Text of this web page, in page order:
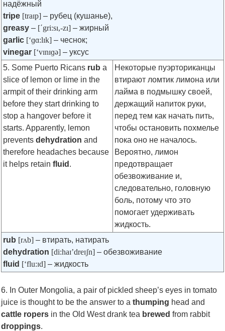
надёжный
tripe [traɪp] – рубец (кушанье),
greasy – [ʹgri:sı,-zı] – жирный
garlic [‘ɡɑ:lɪk] – чеснок;
vinegar [‘vɪnɪɡə] – уксус
5. Some Puerto Ricans rub a
slice of lemon or lime in the
armpit of their drinking arm
before they start drinking to
stop a hangover before it
starts. Apparently, lemon
prevents dehydration and
therefore headaches because
it helps retain fluid .
Некоторые пуэрториканцы
втирают ломтик лимона или
лайма в подмышку своей,
держащий напиток руки,
перед тем как начать пить,
чтобы остановить похмелье
пока оно не началось.
Вероятно, лимон
предотвращает
обезвоживание и,
следовательно, головную
боль, потому что это
помогает удерживать
жидкость.
rub [rʌb] – втирать, натирать
dehydration [di:haɪ’dreɪʃn] – обезвоживание
fluid [‘flu:ɪd] – жидкость
6. In Outer Mongolia, a pair of pickled sheep’s eyes in tomato
juice is thought to be the answer to a thumping head and
cattle ropers in the Old West drank tea brewed from rabbit
droppings.